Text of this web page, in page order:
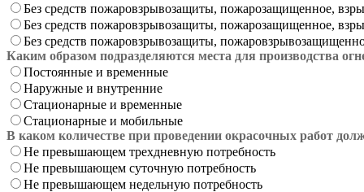
Без средств пожаровзрывозащиты, пожарозащищенное,
Без средств пожаровзрывозащиты, пожарозащищенное,
Без средств пожаровзрывозащиты,
Каким образом подразделяются места для производства
Постоянные и временные
Наружные и внутренние
Стационарные и временные
Стационарные и мобильные
В каком количестве при проведении окрасочных работ
Не превышающем трехдневную потребность
Не превышающем суточную потребность
Не превышающем недельную потребность